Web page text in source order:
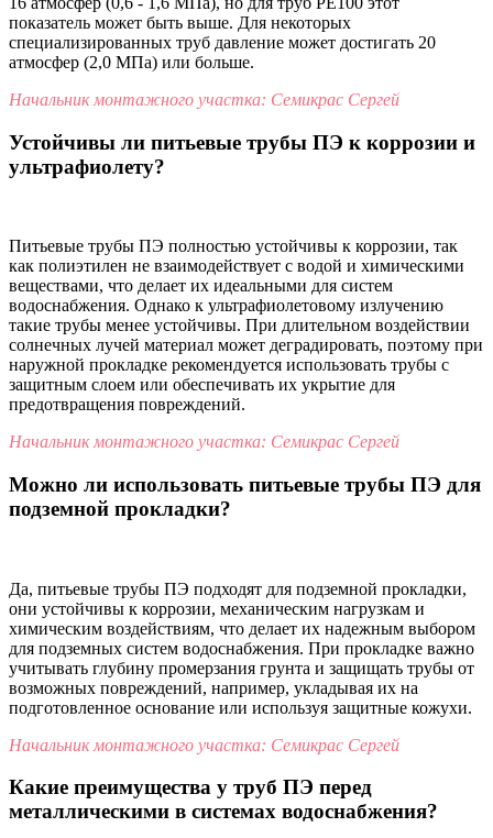
показатель может быть выше. Для некоторых
специализированных труб давление может достигать 20
атмосфер (2,0 МПа) или больше.
Начальник монтажного участка: Семикрас Сергей
Устойчивы ли питьевые трубы ПЭ к коррозии и
ультрафиолету?
Питьевые трубы ПЭ полностью устойчивы к коррозии, так
как полиэтилен не взаимодействует с водой и химическими
веществами, что делает их идеальными для систем
водоснабжения. Однако к ультрафиолетовому излучению
такие трубы менее устойчивы. При длительном воздействии
солнечных лучей материал может деградировать, поэтому при
наружной прокладке рекомендуется использовать трубы с
защитным слоем или обеспечивать их укрытие для
предотвращения повреждений.
Начальник монтажного участка: Семикрас Сергей
Можно ли использовать питьевые трубы ПЭ для
подземной прокладки?
Да, питьевые трубы ПЭ подходят для подземной прокладки,
они устойчивы к коррозии, механическим нагрузкам и
химическим воздействиям, что делает их надежным выбором
для подземных систем водоснабжения. При прокладке важно
учитывать глубину промерзания грунта и защищать трубы от
возможных повреждений, например, укладывая их на
подготовленное основание или используя защитные кожухи.
Начальник монтажного участка: Семикрас Сергей
Какие преимущества у труб ПЭ перед
металлическими в системах водоснабжения?